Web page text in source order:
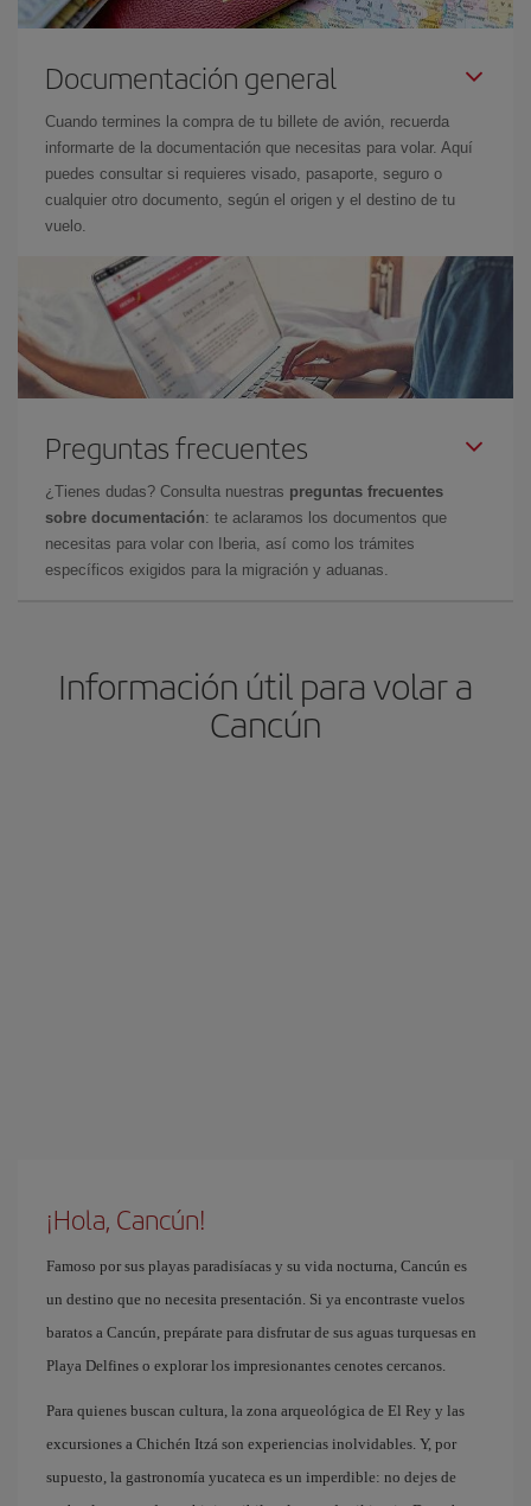
Documentación general
Cuando termines la compra de tu billete de avión, recuerda
informarte de la documentación que necesitas para volar. Aquí
puedes consultar si requieres visado, pasaporte, seguro o
cualquier otro documento, según el origen y el destino de tu
vuelo.
Preguntas frecuentes
¿Tienes dudas? Consulta nuestras preguntas frecuentes
sobre documentación: te aclaramos los documentos que
necesitas para volar con Iberia, así como los trámites
específicos exigidos para la migración y aduanas.
Información útil para volar a
Cancún
¡Hola, Cancún!
Famoso por sus playas paradisíacas y su vida nocturna, Cancún es
un destino que no necesita presentación. Si ya encontraste vuelos
baratos a Cancún, prepárate para disfrutar de sus aguas turquesas en
Playa Delfines o explorar los impresionantes cenotes cercanos.
Para quienes buscan cultura, la zona arqueológica de El Rey y las
excursiones a Chichén Itzá son experiencias inolvidables. Y, por
supuesto, la gastronomía yucateca es un imperdible: no dejes de